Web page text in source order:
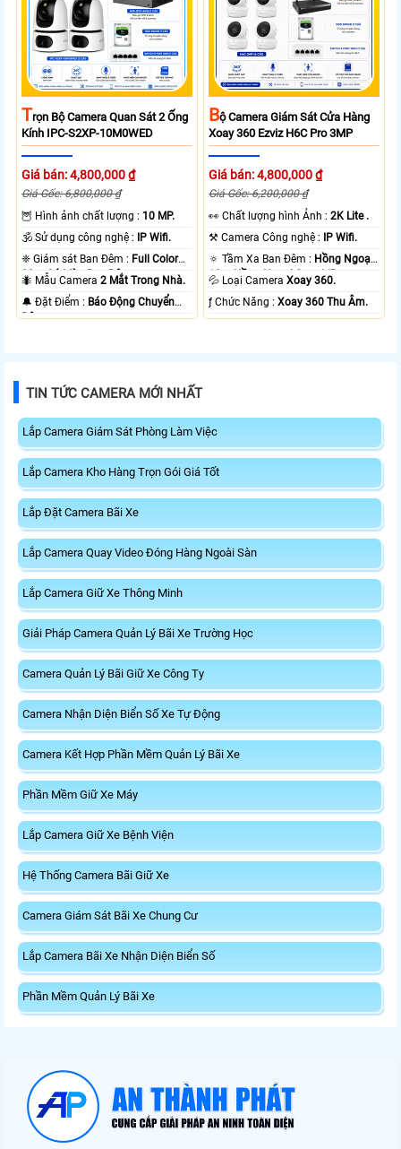
TRọn Bộ Camera Quan Sát 2 Ống
Kính IPC-S2XP-10M0WED
Giá bán: 4,800,000 ₫
Giá Gốc: 6,800,000 ₫
🦉 Hình ảnh chất lượng : 10 MP.
🕉️ Sử dụng công nghệ : IP Wifi.
❈ Giám sát Ban Đêm : Full Color
20m Có Màu Ban Ðêm.
🐜 Mẫu Camera2 Mắt Trong Nhà.
️🔔 Đặt Điểm : Báo Động Chuyển
Động.
BỘ Camera Giám Sát Cửa Hàng
Xoay 360 Ezviz H6C Pro 3MP
Giá bán: 4,800,000 ₫
Giá Gốc: 6,200,000 ₫
️👀 Chất lượng hình Ảnh :2K Lite .
⚒ Camera Công nghệ : IP Wifi.
🔅 Tầm Xa Ban Đêm : Hồng Ngoại
10m Hồng Ngoại Smart IR.
💦 Loại CameraXoay 360.
️ƒ Chức Năng :Xoay 360 Thu Âm.
TIN TỨC CAMERA MỚI NHẤT
Lắp Camera Giám Sát Phòng Làm Việc
Lắp Camera Kho Hàng Trọn Gói Giá Tốt
Lắp Đặt Camera Bãi Xe
Lắp Camera Quay Video Đóng Hàng Ngoài Sàn
Lắp Camera Giữ Xe Thông Minh
Giải Pháp Camera Quản Lý Bãi Xe Trường Học
Camera Quản Lý Bãi Giữ Xe Công Ty
Camera Nhận Diện Biển Số Xe Tự Động
Camera Kết Hợp Phần Mềm Quản Lý Bãi Xe
Phần Mềm Giữ Xe Máy
Lắp Camera Giữ Xe Bệnh Viện
Hệ Thống Camera Bãi Giữ Xe
Camera Giám Sát Bãi Xe Chung Cư
Lắp Camera Bãi Xe Nhận Diện Biển Số
Phần Mềm Quản Lý Bãi Xe